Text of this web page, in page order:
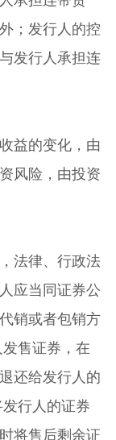
；发行人的控
发行人承担连
益的变化，由
风险，由投资
法律、行政法
应当同证券公
销或者包销方
售证券，在
还给发行人的
行人的证券
将售后剩余证